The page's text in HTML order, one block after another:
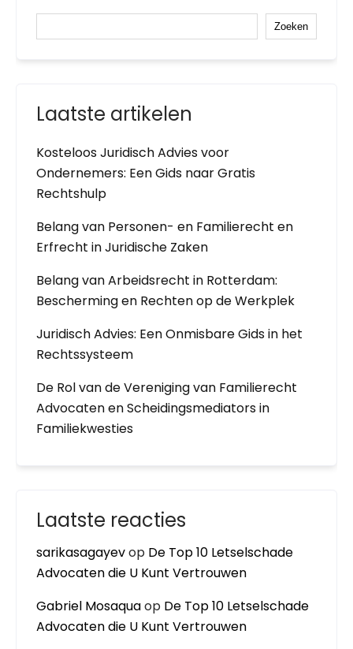
Zoeken
Laatste artikelen
Kosteloos Juridisch Advies voor
Ondernemers: Een Gids naar Gratis
Rechtshulp
Belang van Personen- en Familierecht en
Erfrecht in Juridische Zaken
Belang van Arbeidsrecht in Rotterdam:
Bescherming en Rechten op de Werkplek
Juridisch Advies: Een Onmisbare Gids in het
Rechtssysteem
De Rol van de Vereniging van Familierecht
Advocaten en Scheidingsmediators in
Familiekwesties
Laatste reacties
sarikasagayevop De Top 10 Letselschade
Advocaten die U Kunt Vertrouwen
Gabriel Mosaquaop De Top 10 Letselschade
Advocaten die U Kunt Vertrouwen